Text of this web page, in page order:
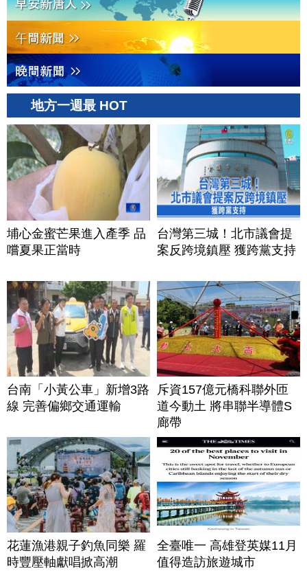
地方一週最 HOT
埔心金蜜芒果進入產季 品
嚐夏果正當時
台灣第三城！北市議會提
案反跨境鎮壓 獲跨黨支持
台南「小黃公車」新增3路
線 完善偏鄉交通運輸
斥資157億元橋科聯外匝
道今動土 將串聯半導體S
廊帶
花蓮漁港親子釣魚同樂 羅
時豐壓軸獻唱掀高潮
全臺唯一 高雄登英媒11月
值得造訪旅遊城市